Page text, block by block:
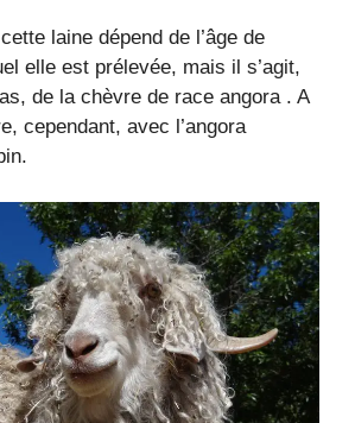
laine dépend de l’âge de
elle est prélevée, mais il s’agit,
de la chèvre de race angora . A
cependant, avec l’angora